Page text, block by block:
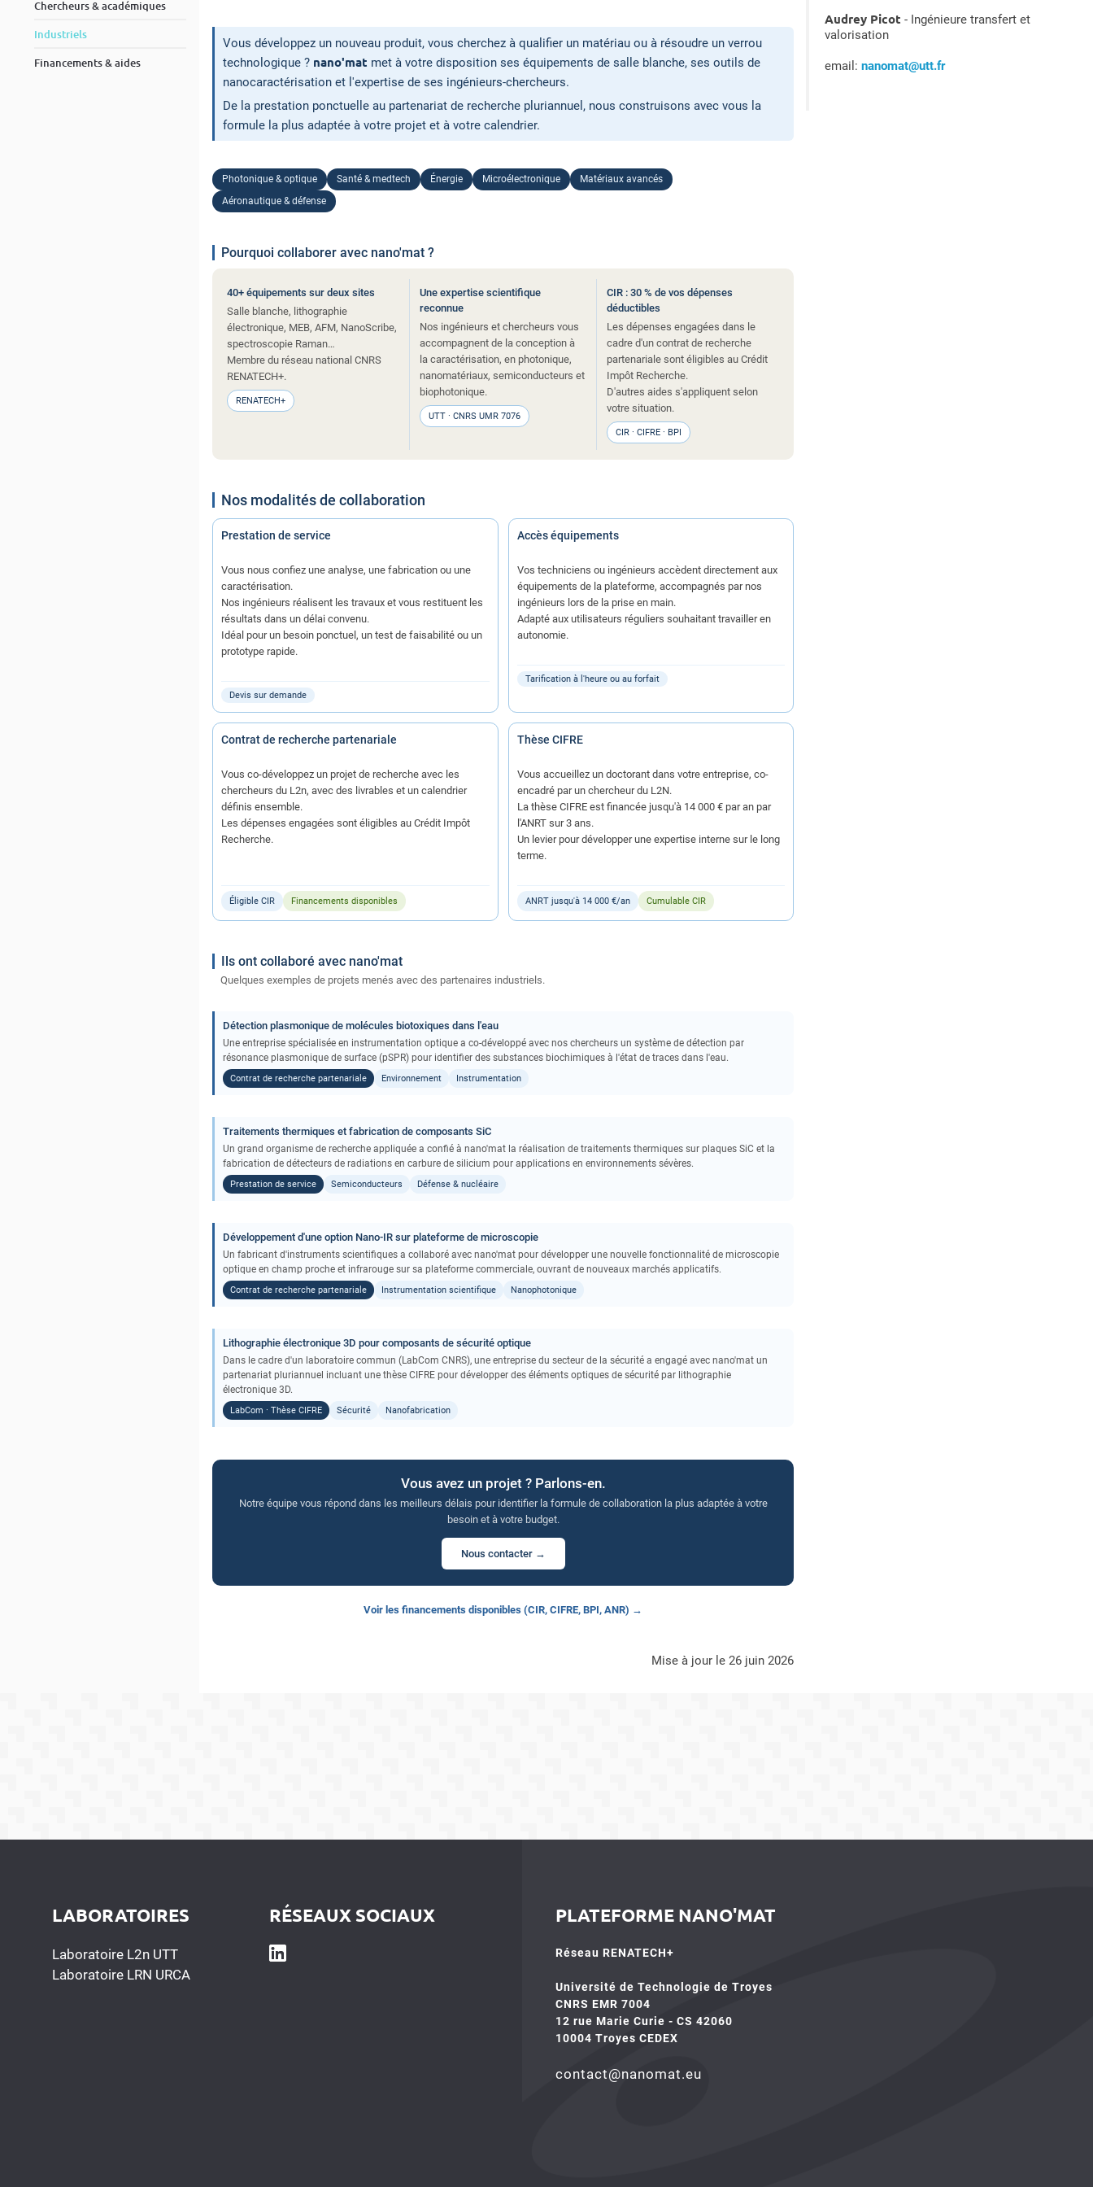
Chercheurs & académiques
Industriels
Financements & aides
Vous développez un nouveau produit, vous cherchez à qualifier un matériau ou à résoudre un verrou
technologique ? nano'mat met à votre disposition ses équipements de salle blanche, ses outils de
nanocaractérisation et l'expertise de ses ingénieurs-chercheurs.
De la prestation ponctuelle au partenariat de recherche pluriannuel, nous construisons avec vous la
formule la plus adaptée à votre projet et à votre calendrier.
Photonique & optique Santé & medtech Énergie Microélectronique
Matériaux avancés
Aéronautique & défense
Pourquoi collaborer avec nano'mat ?
40+ équipements sur deux sites
Salle blanche, lithographie
électronique, MEB, AFM, NanoScribe,
spectroscopie Raman…
Membre du réseau national CNRS
RENATECH+.
RENATECH+
Une expertise scientifique
reconnue
Nos ingénieurs et chercheurs vous
accompagnent de la conception à
la caractérisation, en photonique,
nanomatériaux, semiconducteurs et
biophotonique.
UTT · CNRS UMR 7076
CIR : 30 % de vos dépenses
déductibles
Les dépenses engagées dans le
cadre d'un contrat de recherche
partenariale sont éligibles au Crédit
Impôt Recherche.
D'autres aides s'appliquent selon
votre situation.
CIR · CIFRE · BPI
Nos modalités de collaboration
Prestation de service
Vous nous confiez une analyse, une fabrication ou une
caractérisation.
Nos ingénieurs réalisent les travaux et vous restituent les
résultats dans un délai convenu.
Idéal pour un besoin ponctuel, un test de faisabilité ou un
prototype rapide.
Devis sur demande
Accès équipements
Vos techniciens ou ingénieurs accèdent directement aux
équipements de la plateforme, accompagnés par nos
ingénieurs lors de la prise en main.
Adapté aux utilisateurs réguliers souhaitant travailler en
autonomie.
Tarification à l'heure ou au forfait
Contrat de recherche partenariale
Vous co-développez un projet de recherche avec les
chercheurs du L2n, avec des livrables et un calendrier
définis ensemble.
Les dépenses engagées sont éligibles au Crédit Impôt
Recherche.
Éligible CIR Financements disponibles
Thèse CIFRE
Vous accueillez un doctorant dans votre entreprise, co-
encadré par un chercheur du L2N.
La thèse CIFRE est financée jusqu'à 14 000 € par an par
l'ANRT sur 3 ans.
Un levier pour développer une expertise interne sur le long
terme.
ANRT jusqu'à 14 000 €/an Cumulable CIR
Ils ont collaboré avec nano'mat
Quelques exemples de projets menés avec des partenaires industriels.
Détection plasmonique de molécules biotoxiques dans l'eau
Une entreprise spécialisée en instrumentation optique a co-développé avec nos chercheurs un système de détection par
résonance plasmonique de surface (pSPR) pour identifier des substances biochimiques à l'état de traces dans l'eau.
Contrat de recherche partenariale Environnement Instrumentation
Traitements thermiques et fabrication de composants SiC
Un grand organisme de recherche appliquée a confié à nano'mat la réalisation de traitements thermiques sur plaques SiC et la
fabrication de détecteurs de radiations en carbure de silicium pour applications en environnements sévères.
Prestation de service Semiconducteurs Défense & nucléaire
Développement d'une option Nano-IR sur plateforme de microscopie
Un fabricant d'instruments scientifiques a collaboré avec nano'mat pour développer une nouvelle fonctionnalité de microscopie
optique en champ proche et infrarouge sur sa plateforme commerciale, ouvrant de nouveaux marchés applicatifs.
Contrat de recherche partenariale Instrumentation scientifique Nanophotonique
Lithographie électronique 3D pour composants de sécurité optique
Dans le cadre d'un laboratoire commun (LabCom CNRS), une entreprise du secteur de la sécurité a engagé avec nano'mat un
partenariat pluriannuel incluant une thèse CIFRE pour développer des éléments optiques de sécurité par lithographie
électronique 3D.
LabCom · Thèse CIFRE Sécurité Nanofabrication
Vous avez un projet ? Parlons-en.
Notre équipe vous répond dans les meilleurs délais pour identifier la formule de collaboration la plus adaptée à votre
besoin et à votre budget.
Nous contacter →
Voir les financements disponibles (CIR, CIFRE, BPI, ANR) →
mise à jour le 26 juin 2026
Audrey Picot - Ingénieure transfert et
valorisation
email: nanomat@utt.fr
LABORATOIRES
Laboratoire L2n UTT
Laboratoire LRN URCA
RÉSEAUX SOCIAUX PLATEFORME NANO'MAT
Réseau RENATECH+
Université de Technologie de Troyes
CNRS EMR 7004
12 rue Marie Curie - CS 42060
10004 Troyes CEDEX
contact@nanomat.eu